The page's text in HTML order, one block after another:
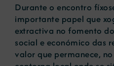
Durante o encontro
importante papel que
extractiva no fomento
social e económico das
valor que permanece,